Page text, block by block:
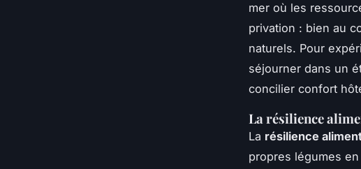
mer où les
privation : bien au
naturels. Pour
séjourner dans un
concilier confort
La résilience
La résilience
propres légumes